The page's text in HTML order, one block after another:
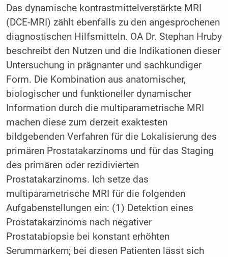
Das dynamische kontrastmittelverstärkte MRI
(DCE-MRI) zählt ebenfalls zu den angesprochenen
diagnostischen Hilfsmitteln. OA Dr. Stephan Hruby
beschreibt den Nutzen und die Indikationen dieser
Untersuchung in prägnanter und sachkundiger
Form. Die Kombination aus anatomischer,
biologischer und funktioneller dynamischer
Information durch die multiparametrische MRI
machen diese zum derzeit exaktesten
bildgebenden Verfahren für die Lokalisierung des
primären Prostatakarzinoms und für das Staging
des primären oder rezidivierten
Prostatakarzinoms. Ich setze das
multiparametrische MRI für die folgenden
Aufgabenstellungen ein: (1) Detektion eines
Prostatakarzinoms nach negativer
Prostatabiopsie bei konstant erhöhten
Serummarkern; bei diesen Patienten lässt sich